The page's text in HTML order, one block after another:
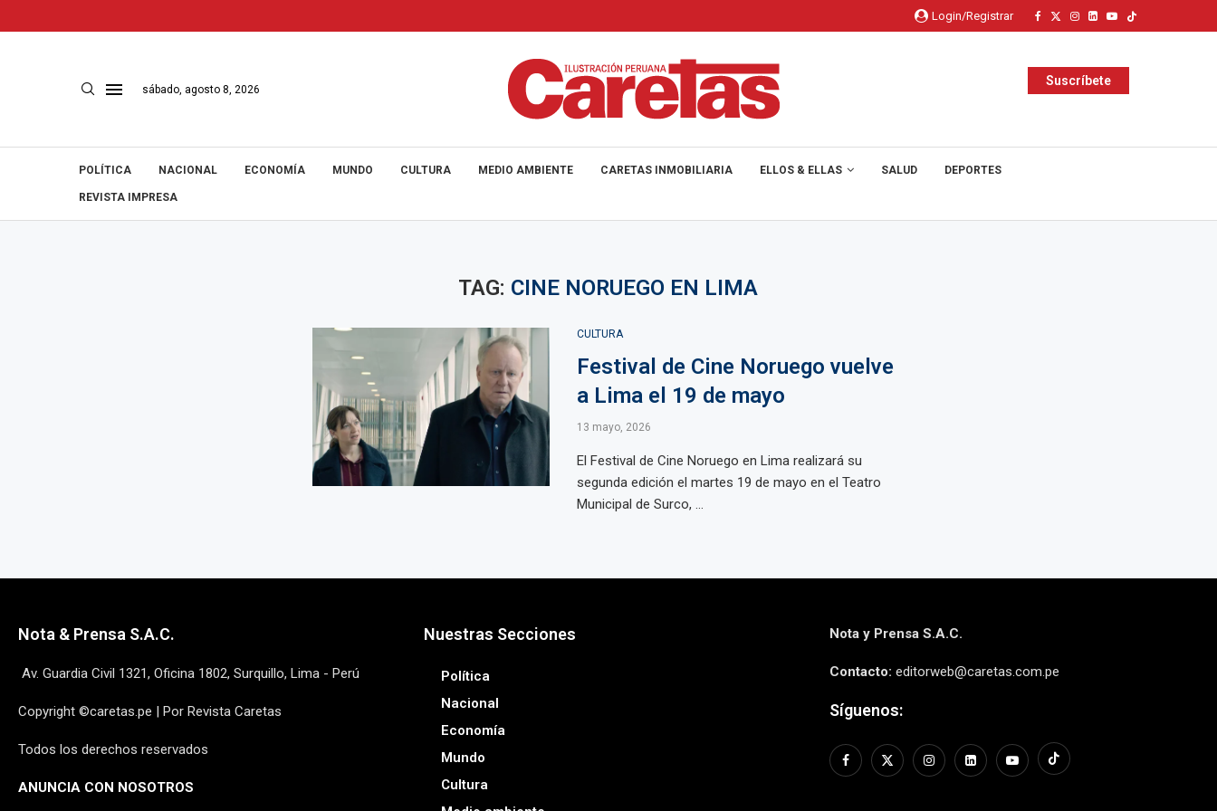
Login/Registrar
sábado, agosto 8, 2026
Suscríbete
POLÍTICA NACIONAL ECONOMÍA MUNDO CULTURA MEDIO AMBIENTE CARETAS INMOBILIARIA ELLOS & ELLAS SALUD DEPORTES
REVISTA IMPRESA
TAG: CINE NORUEGO EN LIMA
CULTURA
Festival de Cine Noruego vuelve
a Lima el 19 de mayo
13 mayo, 2026
El Festival de Cine Noruego en Lima realizará su
segunda edición el martes 19 de mayo en el Teatro
Municipal de Surco, ...
Nota & Prensa S.A.C.
Av. Guardia Civil 1321, Oficina 1802, Surquillo, Lima - Perú
Copyright ©caretas.pe | Por Revista Caretas
Todos los derechos reservados
ANUNCIA CON NOSOTROS
Nuestras Secciones
Política
Nacional
Economía
Mundo
Cultura
Nota y Prensa S.A.C.
Contacto: editorweb@caretas.com.pe
Síguenos: